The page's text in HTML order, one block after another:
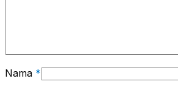
Nama *